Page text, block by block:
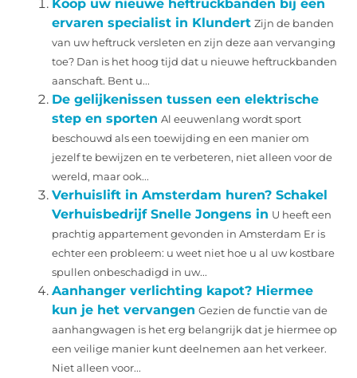
Koop uw nieuwe heftruckbanden bij een
ervaren specialist in Klundert Zijn de banden
van uw heftruck versleten en zijn deze aan vervanging
toe? Dan is het hoog tijd dat u nieuwe heftruckbanden
aanschaft. Bent u...
De gelijkenissen tussen een elektrische
step en sporten Al eeuwenlang wordt sport
beschouwd als een toewijding en een manier om
jezelf te bewijzen en te verbeteren, niet alleen voor de
wereld, maar ook...
Verhuislift in Amsterdam huren? Schakel
Verhuisbedrijf Snelle Jongens in U heeft een
prachtig appartement gevonden in Amsterdam Er is
echter een probleem: u weet niet hoe u al uw kostbare
spullen onbeschadigd in uw...
Aanhanger verlichting kapot? Hiermee
kun je het vervangen Gezien de functie van de
aanhangwagen is het erg belangrijk dat je hiermee op
een veilige manier kunt deelnemen aan het verkeer.
Niet alleen voor...